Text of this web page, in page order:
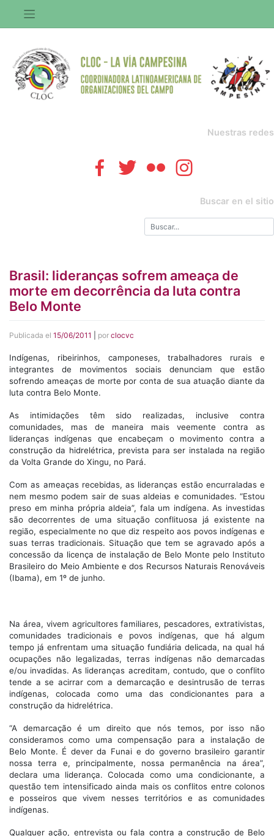
contenido
Nuestras redes
Buscar en el sitio
Brasil: lideranças sofrem ameaça de
morte em decorrência da luta contra
Belo Monte
Publicada el 15/06/2011 por clocvc
Indígenas, ribeirinhos, camponeses, trabalhadores rurais e
integrantes de movimentos sociais denunciam que estão
sofrendo ameaças de morte por conta de sua atuação diante da
luta contra Belo Monte.
As intimidações têm sido realizadas, inclusive contra
comunidades, mas de maneira mais veemente contra as
lideranças indígenas que encabeçam o movimento contra a
construção da hidrelétrica, prevista para ser instalada na região
da Volta Grande do Xingu, no Pará.
Com as ameaças recebidas, as lideranças estão encurraladas e
nem mesmo podem sair de suas aldeias e comunidades. “Estou
preso em minha própria aldeia”, fala um indígena. As investidas
são decorrentes de uma situação conflituosa já existente na
região, especialmente no que diz respeito aos povos indígenas e
suas terras tradicionais. Situação que tem se agravado após a
concessão da licença de instalação de Belo Monte pelo Instituto
Brasileiro do Meio Ambiente e dos Recursos Naturais Renováveis
(Ibama), em 1º de junho.
Na área, vivem agricultores familiares, pescadores, extrativistas,
comunidades tradicionais e povos indígenas, que há algum
tempo já enfrentam uma situação fundiária delicada, na qual há
ocupações não legalizadas, terras indígenas não demarcadas
e/ou invadidas. As lideranças acreditam, contudo, que o conflito
tende a se acirrar com a demarcação e desintrusão de terras
indígenas, colocada como uma das condicionantes para a
construção da hidrelétrica.
“A demarcação é um direito que nós temos, por isso não
consideramos como uma compensação para a instalação de
Belo Monte. É dever da Funai e do governo brasileiro garantir
nossa terra e, principalmente, nossa permanência na área”,
declara uma liderança. Colocada como uma condicionante, a
questão tem intensificado ainda mais os conflitos entre colonos
e posseiros que vivem nesses territórios e as comunidades
indígenas.
Qualquer ação, entrevista ou fala contra a construção de Belo